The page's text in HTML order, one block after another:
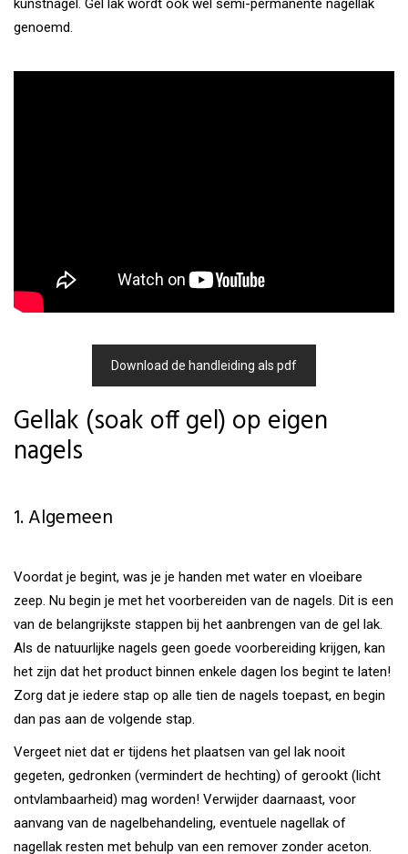
kunstnagel. Gel lak wordt ook wel semi-permanente nagellak
genoemd.
Download de handleiding als pdf
Gellak (soak off gel) op eigen
nagels
1. Algemeen
Voordat je begint, was je je handen met water en vloeibare
zeep. Nu begin je met het voorbereiden van de nagels. Dit is een
van de belangrijkste stappen bij het aanbrengen van de gel lak.
Als de natuurlijke nagels geen goede voorbereiding krijgen, kan
het zijn dat het product binnen enkele dagen los begint te laten!
Zorg dat je iedere stap op alle tien de nagels toepast, en begin
dan pas aan de volgende stap.
Vergeet niet dat er tijdens het plaatsen van gel lak nooit
gegeten, gedronken (vermindert de hechting) of gerookt (licht
ontvlambaarheid) mag worden! Verwijder daarnaast, voor
aanvang van de nagelbehandeling, eventuele nagellak of
nagellak resten met behulp van een remover zonder aceton.